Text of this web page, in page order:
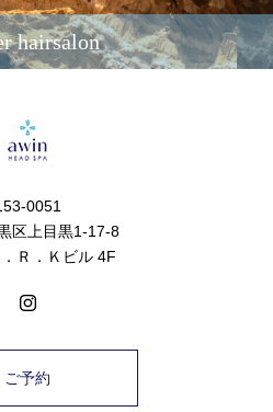
hairsalon
0051
区上目黒1-17-8
Ｒ．Ｋビル 4F
ご予約